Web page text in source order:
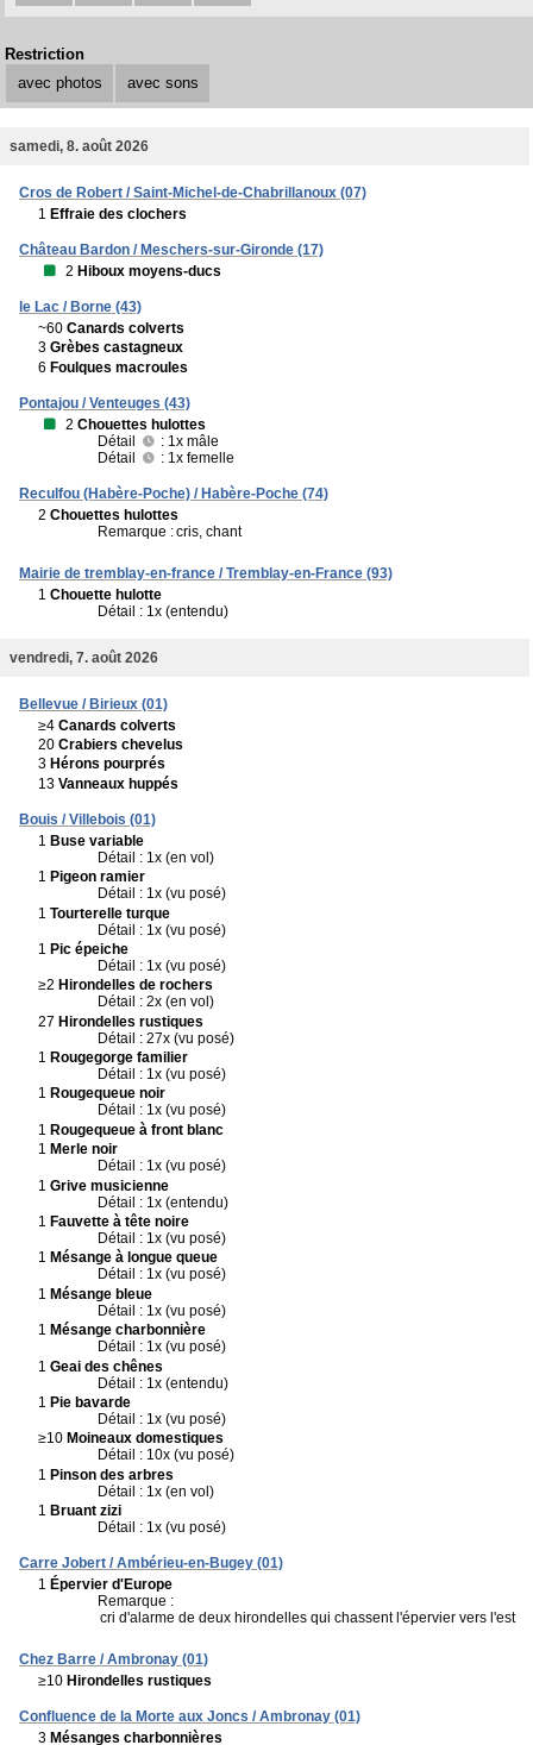
Restriction
avec photos
avec sons
samedi, 8. août 2026
Cros de Robert / Saint-Michel-de-Chabrillanoux (07)
1 Effraie des clochers
Château Bardon / Meschers-sur-Gironde (17)
2 Hiboux moyens-ducs
le Lac / Borne (43)
~60 Canards colverts
3 Grèbes castagneux
6 Foulques macroules
Pontajou / Venteuges (43)
2 Chouettes hulottes
Détail
: 1x mâle
Détail
: 1x femelle
Reculfou (Habère-Poche) / Habère-Poche (74)
2 Chouettes hulottes
Remarque :cris, chant
Mairie de tremblay-en-france / Tremblay-en-France (93)
1 Chouette hulotte
Détail : 1x (entendu)
vendredi, 7. août 2026
Bellevue / Birieux (01)
≥4 Canards colverts
20 Crabiers chevelus
3 Hérons pourprés
13 Vanneaux huppés
Bouis / Villebois (01)
1 Buse variable
Détail : 1x (en vol)
1 Pigeon ramier
Détail : 1x (vu posé)
1 Tourterelle turque
Détail : 1x (vu posé)
1 Pic épeiche
Détail : 1x (vu posé)
≥2 Hirondelles de rochers
Détail : 2x (en vol)
27 Hirondelles rustiques
Détail : 27x (vu posé)
1 Rougegorge familier
Détail : 1x (vu posé)
1 Rougequeue noir
Détail : 1x (vu posé)
1 Rougequeue à front blanc
1 Merle noir
Détail : 1x (vu posé)
1 Grive musicienne
Détail : 1x (entendu)
1 Fauvette à tête noire
Détail : 1x (vu posé)
1 Mésange à longue queue
Détail : 1x (vu posé)
1 Mésange bleue
Détail : 1x (vu posé)
1 Mésange charbonnière
Détail : 1x (vu posé)
1 Geai des chênes
Détail : 1x (entendu)
1 Pie bavarde
Détail : 1x (vu posé)
≥10 Moineaux domestiques
Détail : 10x (vu posé)
1 Pinson des arbres
Détail : 1x (en vol)
1 Bruant zizi
Détail : 1x (vu posé)
Carre Jobert / Ambérieu-en-Bugey (01)
1 Épervier d'Europe
Remarque :
cri d'alarme de deux hirondelles qui chassent l'épervier vers l'est
Chez Barre / Ambronay (01)
≥10 Hirondelles rustiques
Confluence de la Morte aux Joncs / Ambronay (01)
3 Mésanges charbonnières